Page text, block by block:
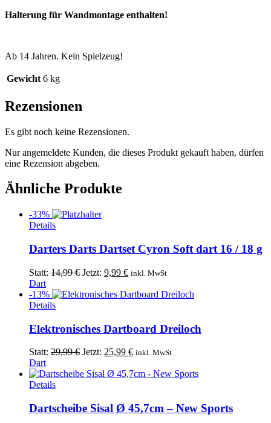
Halterung für Wandmontage enthalten!
Ab 14 Jahren. Kein Spielzeug!
Gewicht 6 kg
Rezensionen
Es gibt noch keine Rezensionen.
Nur angemeldete Kunden, die dieses Produkt gekauft haben, dürfen
eine Rezension abgeben.
Ähnliche Produkte
-33%
DetailsDieses
weist
mehrere
Varianten
auf.
Die
Optionen
können
der
gewählt
Darters Darts Dartset Cyron Soft dart 16 / 18 g
Statt: 14,99€ Ursprünglicher
war:
Jetzt: 9,99 €Aktueller
ist:
inkl. MwSt
Dart
-13%
Details
Elektronisches Dartboard Dreiloch
Statt: 29,99€ Ursprünglicher
war:
Jetzt: 25,99 €Aktueller
ist:
inkl. MwSt
Dart
Details
Dartscheibe Sisal Ø 45,7cm – New Sports